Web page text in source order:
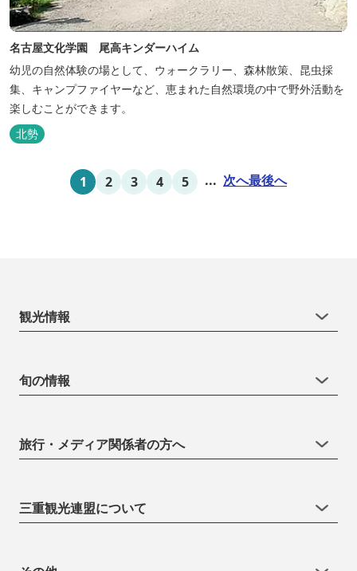
名古屋文化学園 尾高キンダーハイム
幼児の自然体験の場として、ウォークラリー、森林散策、昆虫採
集、キャンプファイヤーなど、恵まれた自然環境の中で野外活動を
楽しむことができます。
北勢
1 2 3 4 5 ... 次へ最後へ
観光情報
旬の情報
旅行・メディア関係者の方へ
三重観光連盟について